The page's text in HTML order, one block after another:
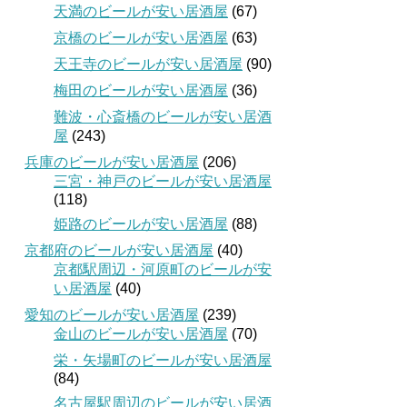
天満のビールが安い居酒屋 (67)
京橋のビールが安い居酒屋 (63)
天王寺のビールが安い居酒屋 (90)
梅田のビールが安い居酒屋 (36)
難波・心斎橋のビールが安い居酒
屋 (243)
兵庫のビールが安い居酒屋 (206)
三宮・神戸のビールが安い居酒屋
(118)
姫路のビールが安い居酒屋 (88)
京都府のビールが安い居酒屋 (40)
京都駅周辺・河原町のビールが安
い居酒屋 (40)
愛知のビールが安い居酒屋 (239)
金山のビールが安い居酒屋 (70)
栄・矢場町のビールが安い居酒屋
(84)
名古屋駅周辺のビールが安い居酒